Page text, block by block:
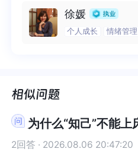
前，他们答应过我，只
是由他们来进行，但等到
有履行这件事情如果说
帮忙带孩子，帮的都是自
婆过来帮我们照顾孩子的
顾孩子，而是在帮儿子照
份，是父亲的身份所以如
并不是在不帮儿媳妇，她
答应过我，只要负责生
来进行，但等到生完孩子
件事情如果说是类似这
子，帮的都是自己的孩子
我们照顾孩子的时候，不
而是在帮儿子照顾孩子，
亲的身份所以如果婆婆不
不帮儿媳妇，她只是在不
想法和感受。你觉得可行
情况，一定要先关注自
面对自己的问题，你积极
经很棒了，祝福你！
你觉得可行吗？面对目前
先关注自身的心理健康
问题，你积极主动的寻求
祝福你！
一部分未处理的情绪被
而且当咨询师准确说出
觉轻快了很多，感觉轻
处理的情绪被注意到了
询师准确说出我当时的
了很多，感觉轻松了。
徐媛
个人成长 情绪管理
为什么“知己”不能上
2回答 · 2026.08.06 20:47:20